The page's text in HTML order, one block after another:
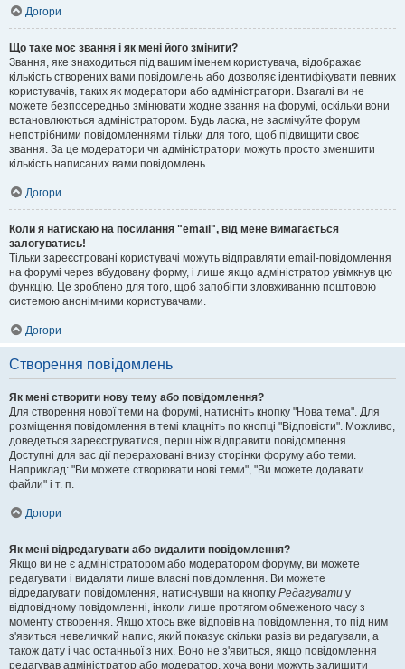
Догори
Що таке моє звання і як мені його змінити?
Звання, яке знаходиться під вашим іменем користувача, відображає
кількість створених вами повідомлень або дозволяє ідентифікувати певних
користувачів, таких як модератори або адміністратори. Взагалі ви не
можете безпосередньо змінювати жодне звання на форумі, оскільки вони
встановлюються адміністратором. Будь ласка, не засмічуйте форум
непотрібними повідомленнями тільки для того, щоб підвищити своє
звання. За це модератори чи адміністратори можуть просто зменшити
кількість написаних вами повідомлень.
Догори
Коли я натискаю на посилання "email", від мене вимагається
залогуватись!
Тільки зареєстровані користувачі можуть відправляти email-повідомлення
на форумі через вбудовану форму, і лише якщо адміністратор увімкнув цю
функцію. Це зроблено для того, щоб запобігти зловживанню поштовою
системою анонімними користувачами.
Догори
Створення повідомлень
Як мені створити нову тему або повідомлення?
Для створення нової теми на форумі, натисніть кнопку "Нова тема". Для
розміщення повідомлення в темі клацніть по кнопці "Відповісти". Можливо,
доведеться зареєструватися, перш ніж відправити повідомлення.
Доступні для вас дії перераховані внизу сторінки форуму або теми.
Наприклад: "Ви можете створювати нові теми", "Ви можете додавати
файли" і т. п.
Догори
Як мені відредагувати або видалити повідомлення?
Якщо ви не є адміністратором або модератором форуму, ви можете
редагувати і видаляти лише власні повідомлення. Ви можете
відредагувати повідомлення, натиснувши на кнопку Редагувати у
відповідному повідомленні, інколи лише протягом обмеженого часу з
моменту створення. Якщо хтось вже відповів на повідомлення, то під ним
з'явиться невеличкий напис, який показує скільки разів ви редагували, а
також дату і час останньої з них. Воно не з'явиться, якщо повідомлення
редагував адміністратор або модератор, хоча вони можуть залишити